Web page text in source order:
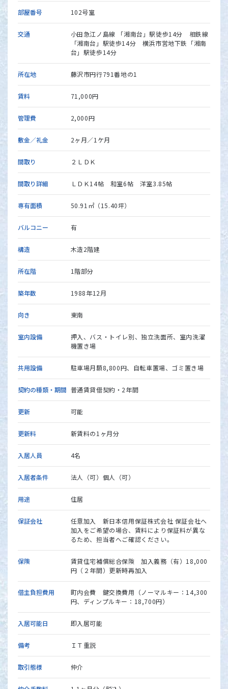
部屋番号 102号室
交通
小田急江ノ島線 「湘南台」駅徒歩14分 相鉄線
「湘南台」駅徒歩14分 横浜市営地下鉄「湘南
台」駅徒歩14分
所在地 藤沢市円行791番地の1
賃料 71,000円
管理費 2,000円
敷金／礼金 2ヶ月／1ケ月
間取り ２ＬＤＫ
間取り詳細 ＬＤＫ14帖 和室6帖 洋室3.85帖
専有面積 50.91㎡（15.40坪）
バルコニー 有
構造 木造2階建
所在階 1階部分
築年数 1988年12月
向き 東南
室内設備
押入、バス・トイレ別、独立洗面所、室内洗濯
機置き場
共用設備 駐車場月額8,800円、自転車置場、ゴミ置き場
契約の種類・期間 普通賃貸借契約・2年間
更新 可能
更新料 新賃料の1ヶ月分
入居人員 4名
入居者条件 法人（可）個人（可）
用途 住居
保証会社
任意加入 新日本信用保証株式会社 保証会社へ
加入をご希望の場合、賃料により保証料が異な
るため、担当者へご確認ください。
保険
賃貸住宅補償総合保険 加入義務（有）18,000
円（２年間）更新時再加入
借主負担費用
町内会費 鍵交換費用（ノーマルキー：14,300
円、ディンプルキー：18,700円）
入居可能日 即入居可能
備考 ＩＴ重説
取引態様 仲介